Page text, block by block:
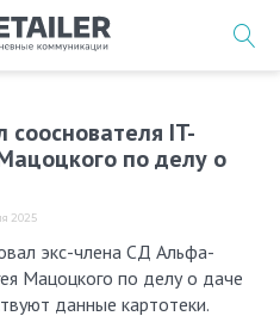
сооснователя IT-
по делу о
2025
Мацоцкого по делу о даче
данные картотеки.